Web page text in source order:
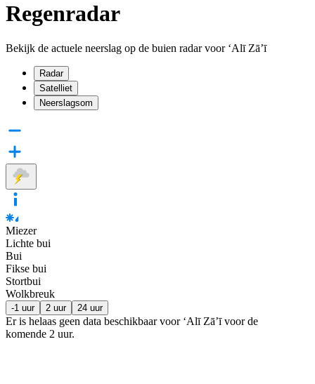
Regenradar
Bekijk de actuele neerslag op de buien radar voor ‘Alī Zā’ī
Radar
Satelliet
Neerslagsom
Miezer
Lichte bui
Bui
Fikse bui
Stortbui
Wolkbreuk
-1 uur 2 uur 24 uur
Er is helaas geen data beschikbaar voor ‘Alī Zā’ī voor de
komende 2 uur.